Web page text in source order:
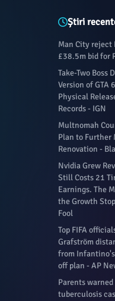
Știri
Man City reject
£38.5m bid for
Take-Two Boss
Version of GTA
Physical
Records - IGN
Multnomah
Plan to Further
Renovation -
Nvidia Grew
Still Costs 21
Earnings. The
the Growth
Fool
Top FIFA
Grafström
from
off plan - AP
Parents
tuberculosis